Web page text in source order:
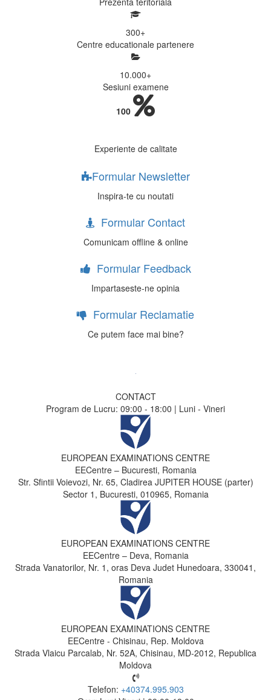
300+
Centre educationale partenere
10.000+
Sesiuni examene
100
Experiente de calitate
Formular Newsletter
Inspira-te cu noutati
Formular Contact
Comunicam offline & online
Formular Feedback
Impartaseste-ne opinia
Formular Reclamatie
Ce putem face mai bine?
CONTACT
Program de Lucru: 09:00 - 18:00 | Luni - Vineri
EUROPEAN EXAMINATIONS CENTRE
EECentre – Bucuresti, Romania
Str. Sfintii Voievozi, Nr. 65, Cladirea JUPITER HOUSE (parter)
Sector 1, Bucuresti, 010965, Romania
EUROPEAN EXAMINATIONS CENTRE
EECentre – Deva, Romania
Strada Vanatorilor, Nr. 1, oras Deva Judet Hunedoara, 330041,
Romania
EUROPEAN EXAMINATIONS CENTRE
EECentre - Chisinau, Rep. Moldova
Strada Vlaicu Parcalab, Nr. 52A, Chisinau, MD-2012, Republica
Moldova
Telefon: +40374.995.903